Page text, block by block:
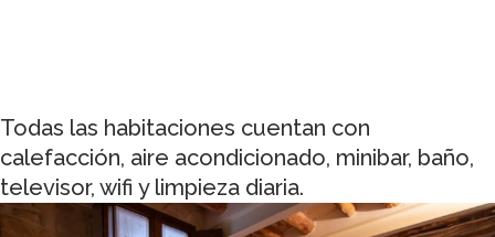
Todas las habitaciones cuentan con
calefacción, aire acondicionado, minibar, baño,
televisor, wifi y limpieza diaria.